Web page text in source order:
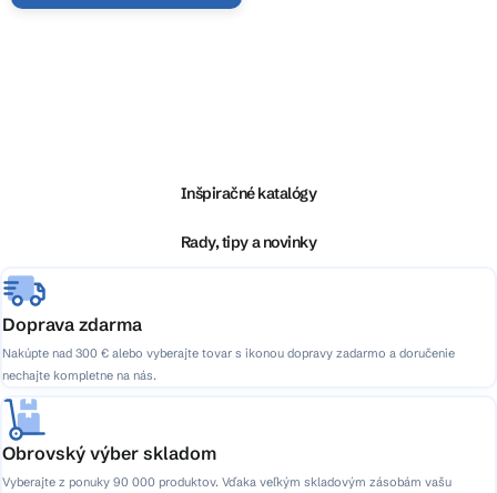
p
r
v
k
y
v
ý
p
e
Inšpiračné katalógy
Rady, tipy a novinky
Doprava zdarma
Nakúpte nad 300 € alebo vyberajte tovar s ikonou dopravy zadarmo a doručenie
nechajte kompletne na nás.
Obrovský výber skladom
Vyberajte z ponuky 90 000 produktov. Vďaka veľkým skladovým zásobám vašu